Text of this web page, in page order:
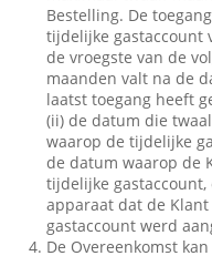
Bestelling. De
tijdelijke gastaccount
de vroegste van de
maanden valt na de
laatst toegang heeft
(ii) de datum die
waarop de tijdelijke
de datum waarop de
tijdelijke
apparaat dat de
gastaccount werd
De Overeenkomst